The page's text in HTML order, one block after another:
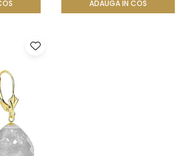
ADAUGA IN COS